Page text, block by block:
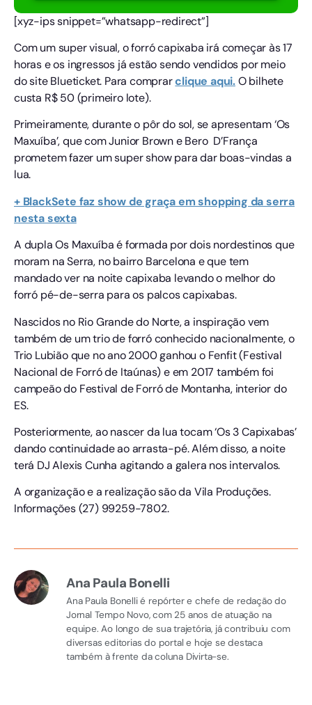
[xyz-ips snippet=”whatsapp-redirect”]
Com um super visual, o forró capixaba irá começar às 17
horas e os ingressos já estão sendo vendidos por meio
do site Blueticket. Para comprarclique aqui.O bilhete
custa R$ 50 (primeiro lote).
Primeiramente, durante o pôr do sol, se apresentam ‘Os
Maxuíba’, que com Junior Brown e Bero D’França
prometem fazer um super show para dar boas-vindas a
lua.
+ BlackSete faz show de graça em shopping da serra
nesta sexta
A dupla Os Maxuíba é formada por dois nordestinos que
moram na Serra, no bairro Barcelona e que tem
mandado ver na noite capixaba levando o melhor do
forró pé-de-serra para os palcos capixabas.
Nascidos no Rio Grande do Norte, a inspiração vem
também de um trio de forró conhecido nacionalmente, o
Trio Lubião que no ano 2000 ganhou o Fenfit (Festival
Nacional de Forró de Itaúnas) e em 2017 também foi
campeão do Festival de Forró de Montanha, interior do
ES.
Posteriormente, ao nascer da lua tocam ‘Os 3 Capixabas’
dando continuidade ao arrasta-pé. Além disso, a noite
terá DJ Alexis Cunha agitando a galera nos intervalos.
A organização e a realização são da Vila Produções.
Informações (27) 99259-7802.
Ana Paula Bonelli
Ana Paula Bonelli é repórter e chefe de redação do
Jornal Tempo Novo, com 25 anos de atuação na
equipe. Ao longo de sua trajetória, já contribuiu com
diversas editorias do portal e hoje se destaca
também à frente da coluna Divirta-se.